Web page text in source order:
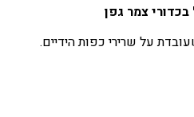
על שרירי כפות הידיים.